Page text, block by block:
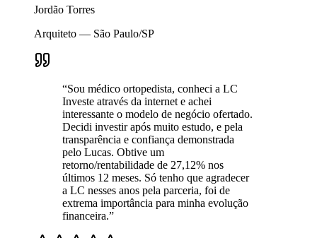
Jordão Torres
Arquiteto — São Paulo/SP
“Sou médico ortopedista, conheci a LC
Investe através da internet e achei
interessante o modelo de negócio ofertado.
Decidi investir após muito estudo, e pela
transparência e confiança demonstrada
pelo Lucas. Obtive um
retorno/rentabilidade de 27,12% nos
últimos 12 meses. Só tenho que agradecer
a LC nesses anos pela parceria, foi de
extrema importância para minha evolução
financeira.”